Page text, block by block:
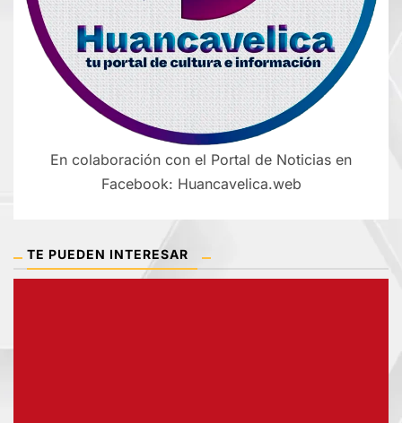
En colaboración con el Portal de Noticias en
Facebook: Huancavelica.web
TE PUEDEN INTERESAR